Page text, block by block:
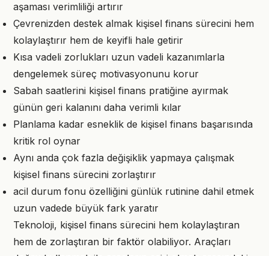
aşaması verimliliği artırır
Çevrenizden destek almak kişisel finans sürecini hem
kolaylaştırır hem de keyifli hale getirir
Kısa vadeli zorlukları uzun vadeli kazanımlarla
dengelemek süreç motivasyonunu korur
Sabah saatlerini kişisel finans pratiğine ayırmak
günün geri kalanını daha verimli kılar
Planlama kadar esneklik de kişisel finans başarısında
kritik rol oynar
Aynı anda çok fazla değişiklik yapmaya çalışmak
kişisel finans sürecini zorlaştırır
acil durum fonu özelliğini günlük rutinine dahil etmek
uzun vadede büyük fark yaratır
Teknoloji, kişisel finans sürecini hem kolaylaştıran
hem de zorlaştıran bir faktör olabiliyor. Araçları